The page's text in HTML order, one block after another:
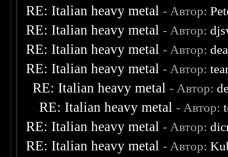
RE: Italian heavy metal - Автор:
RE: Italian heavy metal - Автор:
RE: Italian heavy metal - Автор:
RE: Italian heavy metal - Автор:
RE: Italian heavy metal - Автор:
RE: Italian heavy metal - Автор:
RE: Italian heavy metal - Автор:
RE: Italian heavy metal - Автор: